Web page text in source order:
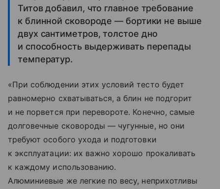
Титов добавил, что главное требование
к блинной сковороде — бортики не выше
двух сантиметров, толстое дно
и способность выдерживать перепады
температур.
«При соблюдении этих условий тесто будет
равномерно схватываться, а блин не подгорит
и не порвется при перевороте. Конечно, самые
долговечные сковороды — чугунные, но они
требуют особого ухода и подготовки
к эксплуатации: их важно хорошо прокаливать
к каждому использованию.
Алюминиевые же легкие по весу, неприхотливы